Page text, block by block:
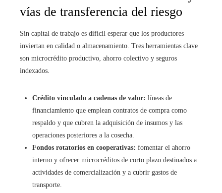
vías de transferencia del riesgo
Sin capital de trabajo es difícil esperar que los productores
inviertan en calidad o almacenamiento. Tres herramientas clave
son microcrédito productivo, ahorro colectivo y seguros
indexados.
Crédito vinculado a cadenas de valor: líneas de
financiamiento que emplean contratos de compra como
respaldo y que cubren la adquisición de insumos y las
operaciones posteriores a la cosecha.
Fondos rotatorios en cooperativas: fomentar el ahorro
interno y ofrecer microcréditos de corto plazo destinados a
actividades de comercialización y a cubrir gastos de
transporte.